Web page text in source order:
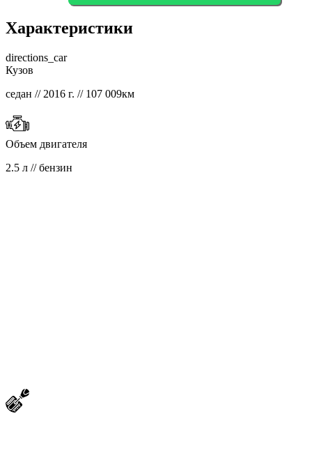
Характеристики
directions_car
Кузов
седан // 2016 г. // 107 009км
Объем двигателя
2.5 л // бензин